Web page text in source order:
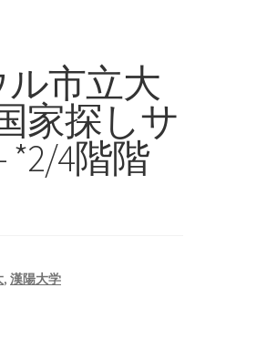
ル市立大
家探しサ
4階階
, 漢陽大学